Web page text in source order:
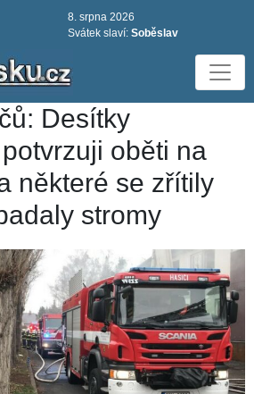
8. srpna 2026
Svátek slaví: Soběslav
Desítky
oběti na
některé se zřítily
stromy